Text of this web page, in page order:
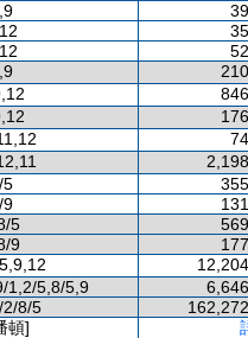
5
9
5
9
1,2/5,8/5,9
2/8/5
頓]